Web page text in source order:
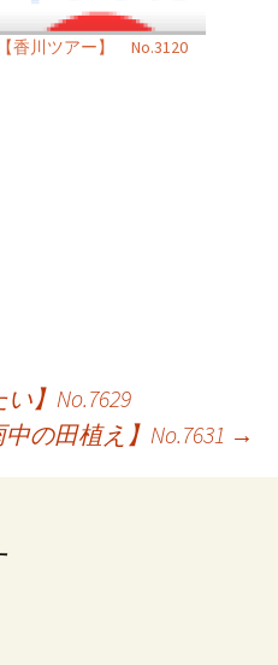
【香川ツアー】 No.3120
】No.7629
中の田植え】No.7631 →